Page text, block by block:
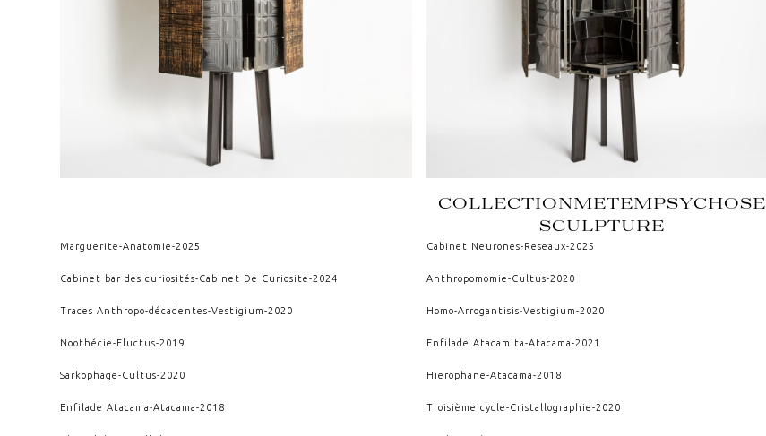
COLLECTIONMETEMPSYCHOSE
SCULPTURE
Marguerite-Anatomie-2025 Cabinet Neurones-Reseaux-2025
Cabinet bar des curiosités-Cabinet De Curiosite-2024 Anthropomomie-Cultus-2020
Traces Anthropo-décadentes-Vestigium-2020 Homo-Arrogantisis-Vestigium-2020
Noothécie-Fluctus-2019 Enfilade Atacamita-Atacama-2021
Sarkophage-Cultus-2020 Hierophane-Atacama-2018
Enfilade Atacama-Atacama-2018 Troisième cycle-Cristallographie-2020